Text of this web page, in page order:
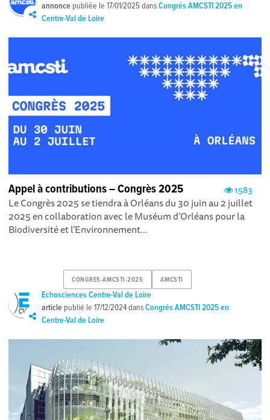
annonce publiée le17/01/2025dansCongrés AMCSTI 2025 en
Centre-Val de Loire
1583
Appel à contributions – Congrès 2025
Le Congrès 2025 se tiendra à Orléans du 30 juin au 2 juillet
2025 en collaboration avec le Muséum d’Orléans pour la
Biodiversité et l’Environnement...
CONGRES-AMCSTI-2025 AMCSTI
Echosciences Centre-Val de Loire
article publié le17/12/2024dansCongrés AMCSTI 2025 en
Centre-Val de Loire